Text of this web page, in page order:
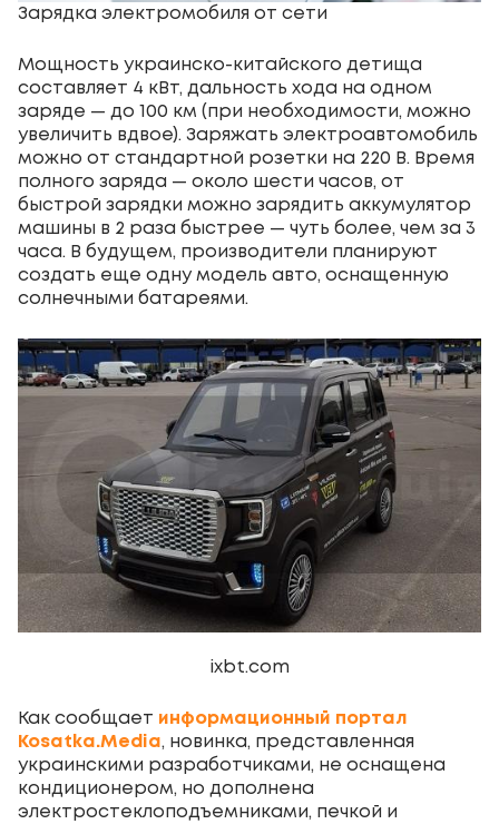
Зарядка электромобиля от сети
Мощность украинско-китайского детища
составляет 4 кВт, дальность хода на одном
заряде — до 100 км (при необходимости, можно
увеличить вдвое). Заряжать электроавтомобиль
можно от стандартной розетки на 220 В. Время
полного заряда — около шести часов, от
быстрой зарядки можно зарядить аккумулятор
машины в 2 раза быстрее — чуть более, чем за 3
часа. В будущем, производители планируют
создать еще одну модель авто, оснащенную
солнечными батареями.
ixbt.com
Как сообщает информационный портал
Kosatka.Media, новинка, представленная
украинскими разработчиками, не оснащена
кондиционером, но дополнена
электростеклоподъемниками, печкой и